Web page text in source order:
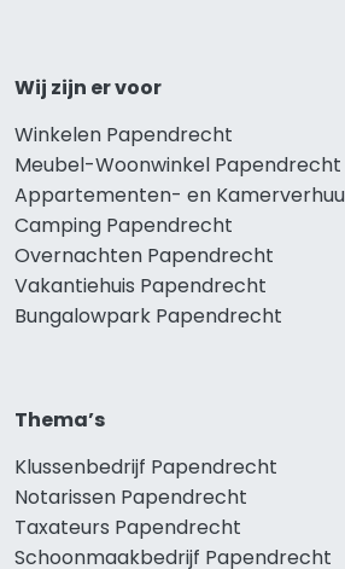
Wij zijn er voor
Winkelen Papendrecht
Meubel-Woonwinkel Papendrecht
Appartementen- en
Camping Papendrecht
Overnachten Papendrecht
Vakantiehuis Papendrecht
Bungalowpark Papendrecht
Thema’s
Klussenbedrijf Papendrecht
Notarissen Papendrecht
Taxateurs Papendrecht
Schoonmaakbedrijf Papendrecht